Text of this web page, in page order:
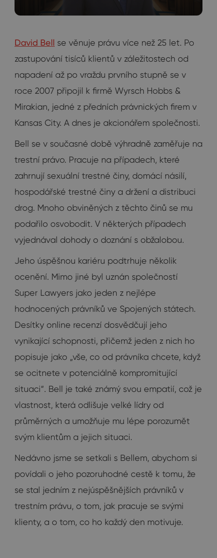
David Bell se věnuje právu více než 25 let. Po
zastupování tisíců klientů v záležitostech od
napadení až po vraždu prvního stupně se v
roce 2007 připojil k firmě Wyrsch Hobbs &
Mirakian, jedné z předních právnických firem v
Kansas City. A dnes je akcionářem společnosti.
Bell se v současné době výhradně zaměřuje na
trestní právo. Pracuje na případech, které
zahrnují sexuální trestné činy, domácí násilí,
hospodářské trestné činy a držení a distribuci
drog. Mnoho obviněných z těchto činů se mu
podařilo osvobodit. V některých případech
vyjednával dohody o doznání s obžalobou.
Jeho úspěšnou kariéru podtrhuje několik
ocenění. Mimo jiné byl uznán společností
Super Lawyers jako jeden z nejlépe
hodnocených právníků ve Spojených státech.
Desítky online recenzí dosvědčují jeho
vynikající schopnosti, přičemž jeden z nich ho
popisuje jako „vše, co od právníka chcete, když
se ocitnete v potenciálně kompromitující
situaci“. Bell je také známý svou empatií, což je
vlastnost, která odlišuje velké lídry od
průměrných a umožňuje mu lépe porozumět
svým klientům a jejich situaci.
Nedávno jsme se setkali s Bellem, abychom si
povídali o jeho pozoruhodné cestě k tomu, že
se stal jedním z nejúspěšnějších právníků v
trestním právu, o tom, jak pracuje se svými
klienty, a o tom, co ho každý den motivuje.